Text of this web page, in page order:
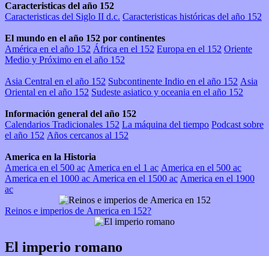
Caracteristicas del año 152
Caracteristicas del Siglo II d.c. Caracteristicas históricas del año 152
El mundo en el año 152 por continentes
América en el año 152 África en el 152 Europa en el 152 Oriente
Medio y Próximo en el año 152
Asia Central en el año 152 Subcontinente Indio en el año 152 Asia
Oriental en el año 152 Sudeste asiatico y oceania en el año 152
Información general del año 152
Calendarios Tradicionales 152 La máquina del tiempo Podcast sobre
el año 152 Años cercanos al 152
America en la Historia
America en el 500 ac
America en el 1 ac America en el 500 ac
America en el 1000 ac
America en el 1500 ac America en el 1900
ac
Reinos e imperios de America en 152?
El imperio romano